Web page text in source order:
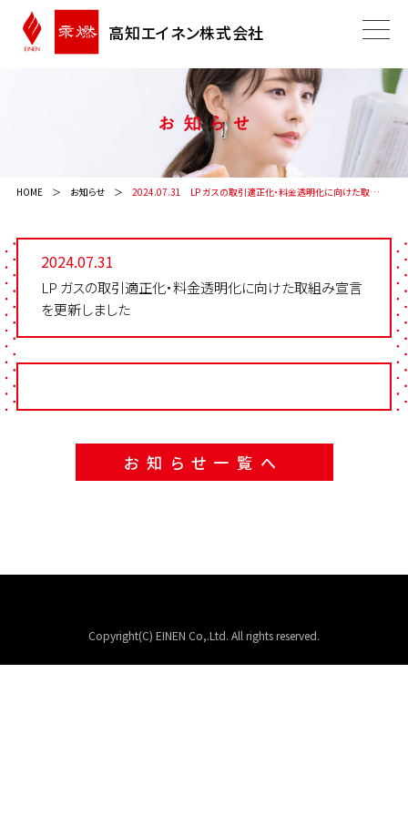
高知エイネン株式会社
HOME お知らせ 2024.07.31 LP ガスの取引適正化・料金透明化に向けた取組み宣言を更新しました
2024.07.31
LP ガスの取引適正化・料金透明化に向けた取組み宣言
を更新しました
お知らせ一覧へ
Copyright(C) EINEN Co,.Ltd. All rights reserved.